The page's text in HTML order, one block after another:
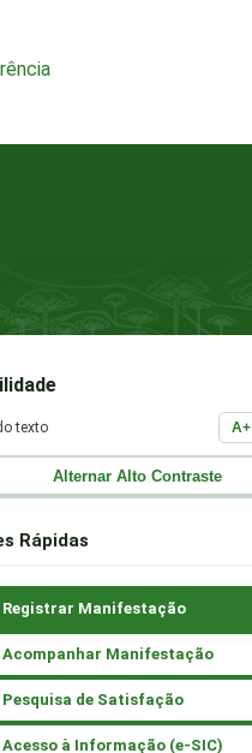
texto A+
Alternar Alto Contraste
Rápidas
Registrar Manifestação
Acompanhar Manifestação
Pesquisa de Satisfação
Acesso à Informação (e-SIC)